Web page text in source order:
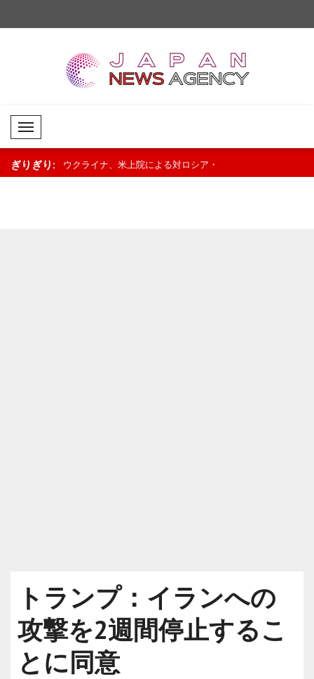
Mobil Menü
ぎりぎり:
対ロシア・ ミラトヴィッチ大統領、世界選手権決
トランプ：イランへの
攻撃を2週間停止するこ
とに同意